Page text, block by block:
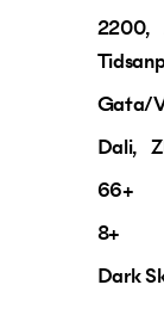
2200
Gata/
Dali
66+
8+
Dark